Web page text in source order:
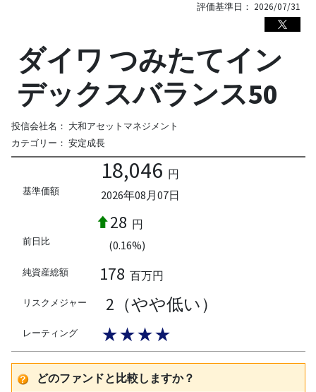
評価基準日： 2026/07/31
ダイワ つみたてイン
デックスバランス50
投信会社名： 大和アセットマネジメント
カテゴリー： 安定成長
基準価額
18,046 円
2026年08月07日
前日比
28 円
(0.16%)
純資産総額 178 百万円
リスクメジャー 2（やや低い）
レーティング ★★★★
どのファンドと比較しますか？